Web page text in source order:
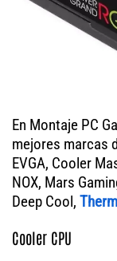
En Montaje PC
mejores marcas
EVGA, Cooler
NOX, Mars
Deep Cool,
Cooler CPU